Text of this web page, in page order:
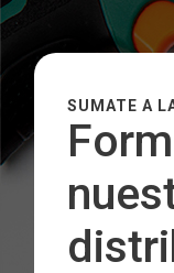
SUMATE A